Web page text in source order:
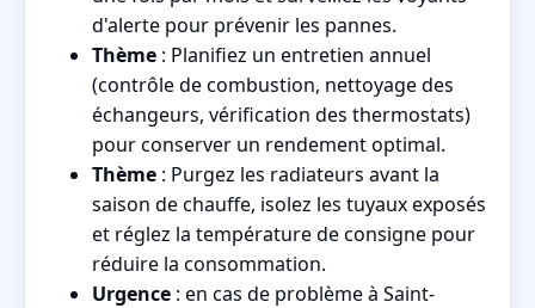
d'alerte pour prévenir les pannes.
Thème : Planifiez un entretien annuel
(contrôle de combustion, nettoyage des
échangeurs, vérification des thermostats)
pour conserver un rendement optimal.
Thème : Purgez les radiateurs avant la
saison de chauffe, isolez les tuyaux exposés
et réglez la température de consigne pour
réduire la consommation.
Urgence : en cas de problème à Saint-